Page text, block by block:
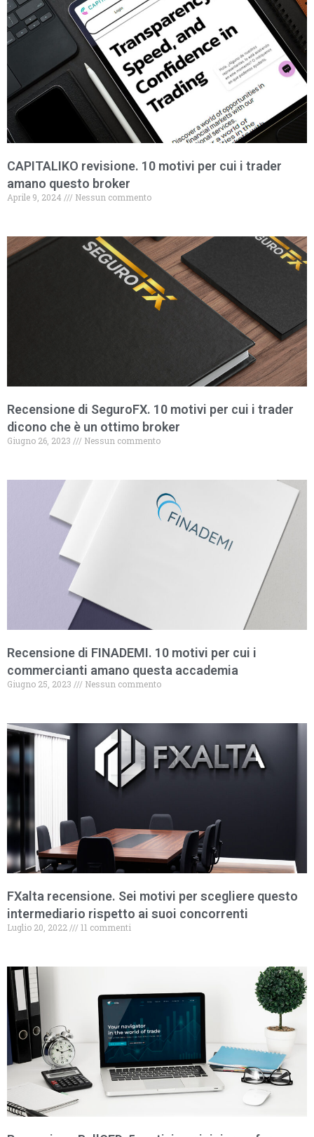
CAPITALIKO revisione. 10 motivi per cui i trader
amano questo broker
Aprile 9, 2024 Nessun commento
Recensione di SeguroFX. 10 motivi per cui i trader
dicono che è un ottimo broker
Giugno 26, 2023 Nessun commento
Recensione di FINADEMI. 10 motivi per cui i
commercianti amano questa accademia
Giugno 25, 2023 Nessun commento
FXalta recensione. Sei motivi per scegliere questo
intermediario rispetto ai suoi concorrenti
Luglio 20, 2022 11 commenti